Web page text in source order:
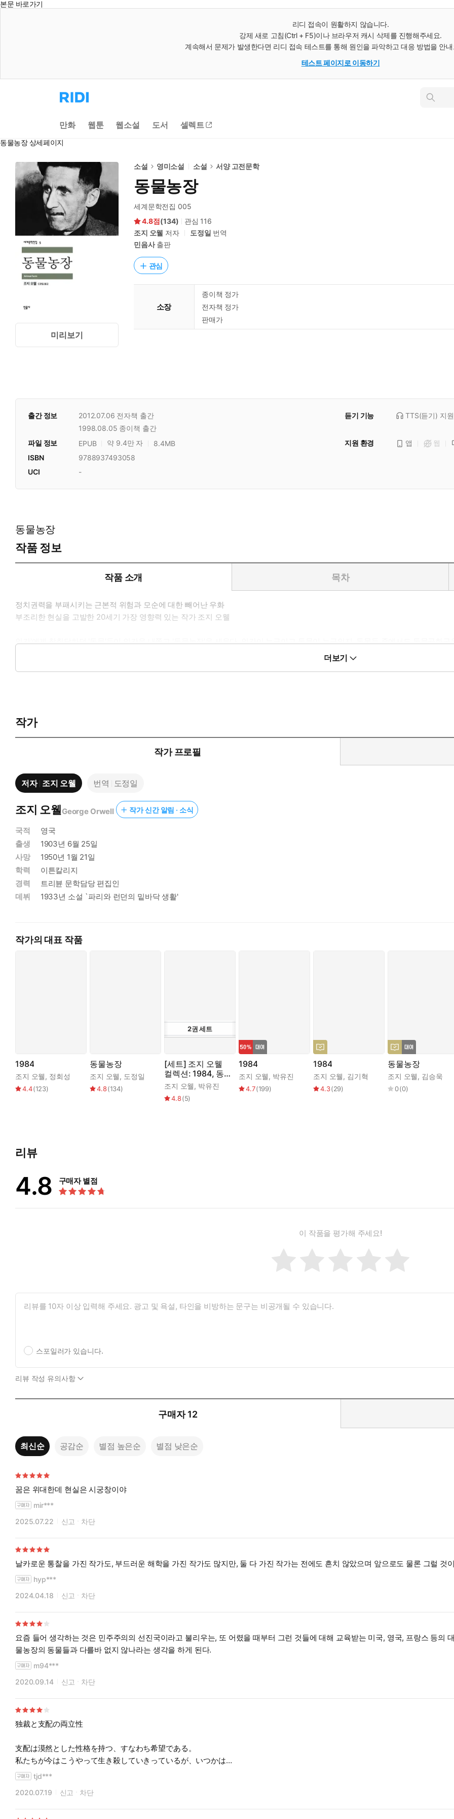
본문 바로가기
리디 접속이 원활하지 않습니다.
강제 새로 고침(Ctrl + F5)이나 브라우저 캐시 삭제를 진행해주세요.
계속해서 문제가 발생한다면 리디 접속 테스트를 통해 원인을 파악하고 대응 방법을 안
테스트 페이지로 이동하기
리
디
으
로
동
인
만화 웹툰 웹소설 도서 셀렉트
동물농장 상세페이지
미리보기
소설 영미소설 소설 서양 고전문학
동물농장
세계문학전집 005
4.8
(134) 관심 116
조지 오웰 저자 도정일 번역
민음사출판
관심
소장
종이책 정가
전자책 정가
판매가
출간 정보 2012.07.06 전자책 출간
1998.08.05 종이책 출간
듣기 기능 TTS(듣기) 지원
파일 정보 EPUB 약 9.4만 자 8.4MB 지원 환경 앱 웹
ISBN
9788937493058
UCI
-
동물농장
작품 정보
작품 소개 목차
정치권력을 부패시키는 근본적 위험과 모순에 대한 빼어난 우화
부조리한 현실을 고발한 20세기 가장 영향력 있는 작가 조지 오웰
인간'에게 착취당하던 '동물'들이 인간을 내쫓고 '동물농장'을 세운다. 인간이 누구이고 동물이 누구인지, 동물들 중에서도 동물공화
나폴레옹은 누구이며, 그와 경쟁하다 쫓겨나는 스노볼은 또 누구인지. 이처럼 『동물농장』은 동물들의 이야기를 통해 소비에트 체
더보기
작가
작가 프로필
저자 조지 오웰 번역 도정일
조지 오웰George Orwell 작가 신간 알림 · 소식
국적
영국
출생
1903년 6월 25일
사망
1950년 1월 21일
학력
이튼칼리지
경력
트리뷴 문학담당 편집인
데뷔
1933년 소설 `파리와 런던의 밑바닥 생활'
작가의 대표 작품
1984
조지 오웰, 정회성
4.4(123)
동물농장
조지 오웰, 도정일
4.8(134)
2권세트
[세트] 조지 오웰
컬렉션: 1984, 동
물농장(전 2권)
조지 오웰, 박유진
4.8(5)
1984
조지 오웰, 박유진
4.7(199)
1984
조지 오웰, 김기혁
4.3(29)
동물농장
조지 오웰, 김승욱
0(0)
리뷰
4.8 구매자 별점
이 작품을 평가해 주세요!
스포일러가 있습니다.
리뷰 작성 유의사항
구매자 12
최신순 공감순 별점 높은순 별점 낮은순
꿈은 위대한데 현실은 시궁창이야
mir***
2025.07.22
신고 차단
날카로운 통찰을 가진 작가도, 부드러운 해학을 가진 작가도 많지만, 둘 다 가진 작가는 전에도 흔치 않았으며 앞으로도 물론 그럴 것
hyp***
2024.04.18
신고 차단
요즘 들어 생각하는 것은 민주주의의 선진국이라고 불리우는, 또 어렸을 때부터 그런 것들에 대해 교육받는 미국, 영국, 프랑스 등의
물농장의 동물들과 다를바 없지 않나라는 생각을 하게 된다.
m94***
2020.09.14
신고 차단
独裁と支配の両立性
支配は漠然とした性格を持つ、すなわち希望である。
私たちが今はこうやって生き殺していきっているが、いつかは
必ず自ら独立をして彼らの支配から解放される。
つまり独立であるそれ事だけを見て、そのあとのことは見ていない。
数多くの青春たちが大人になると自由になれる。もっと幸せな
tjd***
2020.07.19
신고 차단